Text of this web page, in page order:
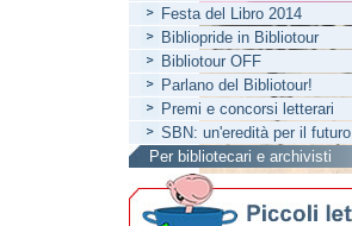
Festa del Libro 2014
Bibliopride in Bibliotour
Bibliotour OFF
Parlano del Bibliotour!
Premi e concorsi letterari
SBN: un'eredità per il futuro
Per bibliotecari e archivisti